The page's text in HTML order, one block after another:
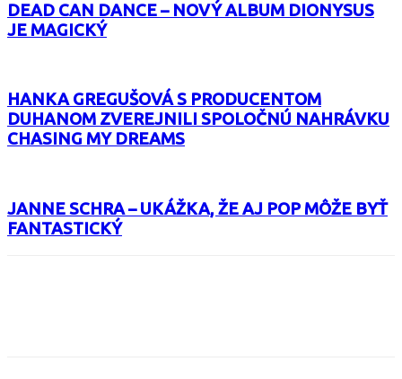
DEAD CAN DANCE – NOVÝ ALBUM DIONYSUS
JE MAGICKÝ
HANKA GREGUŠOVÁ S PRODUCENTOM
DUHANOM ZVEREJNILI SPOLOČNÚ NAHRÁVKU
CHASING MY DREAMS
JANNE SCHRA – UKÁŽKA, ŽE AJ POP MÔŽE BYŤ
FANTASTICKÝ